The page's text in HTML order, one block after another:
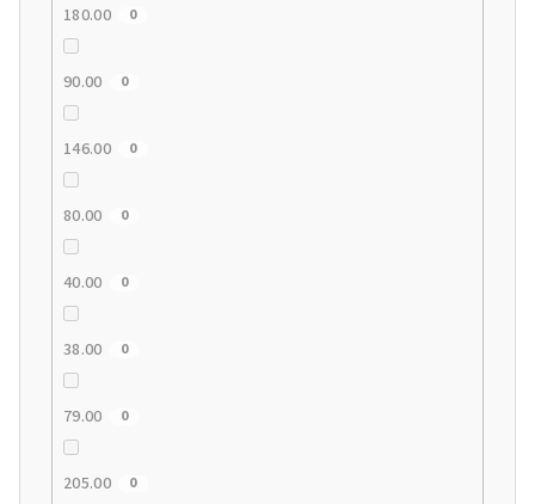
180.00 0
90.00 0
146.00 0
80.00 0
40.00 0
38.00 0
79.00 0
205.00 0